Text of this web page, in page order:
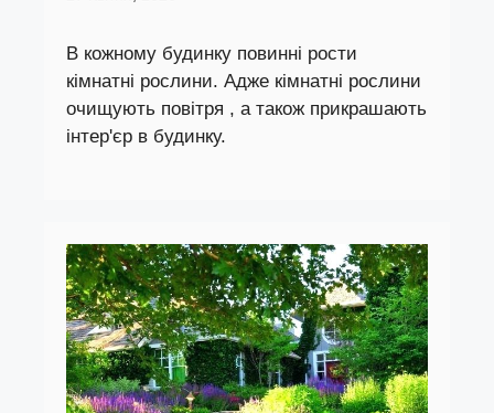
В кожному будинку повинні рости
кімнатні рослини. Адже кімнатні рослини
очищують повітря , а також прикрашають
інтер'єр в будинку.